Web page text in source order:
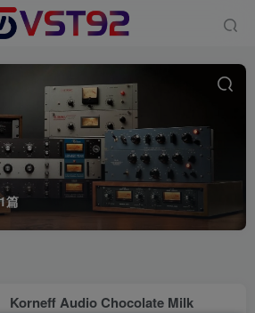
篇
Korneff Audio Chocolate Milk